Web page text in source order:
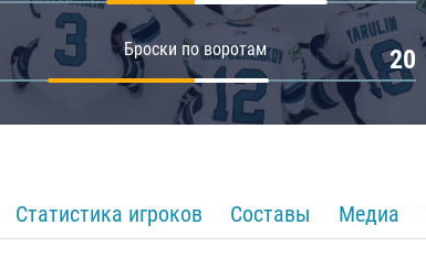
Броски по воротам 20
Статистика игроков Составы Медиа